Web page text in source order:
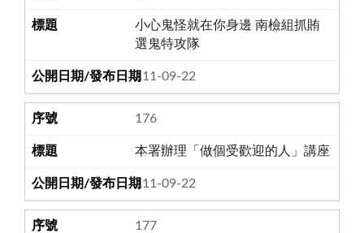
小心鬼怪就在你身邊 南檢組抓賄
選鬼特攻隊
111-09-22
176
本署辦理「做個受歡迎的人」講座
111-09-22
177